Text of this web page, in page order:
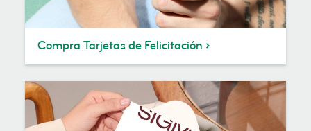
Compra Tarjetas de Felicitación